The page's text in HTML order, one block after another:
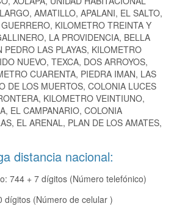
AMATILLO, APALANI, EL SALTO,
KILOMETRO TREINTA Y
LA PROVIDENCIA, BELLA
PEDRO LAS PLAYAS, KILOMETRO
NUEVO, TEXCA, DOS ARROYOS,
CUARENTA, PIEDRA IMAN, LAS
DE LOS MUERTOS, COLONIA LUCES
KILOMETRO VEINTIUNO,
EL CAMPANARIO, COLONIA
EL ARENAL, PLAN DE LOS AMATES,
distancia nacional:
744 + 7 dígitos (Número telefónico)
dígitos (Número de celular )